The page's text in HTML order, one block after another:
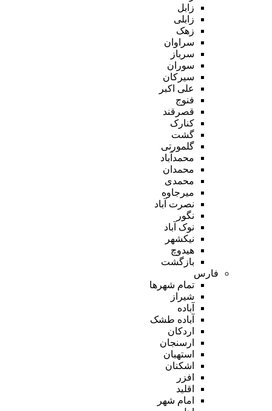
زابل
زابلی
زهک
سراوان
سرباز
سوران
سیرکان
علی اکبر
فنوج
قصرقند
کنارک
گشت
گلمورتی
محمدآباد
محمدان
محمدی
میرجاوه
نصرت آباد
نگور
نوک آباد
نیکشهر
هیدوچ
بازگشت
فارس
تمام شهر‌ها
شیراز
آباده
آباده طشک
اردکان
ارسنجان
استهبان
اشکنان
افزر
اقلید
امام شهر